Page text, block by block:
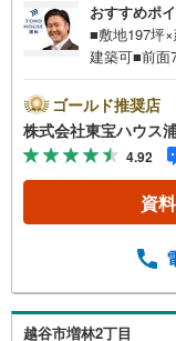
おすすめポ
■敷地197坪
建築可■前面
らの時間帯
できますぜ
リューショ
〔一例〕東
げプラン⇒
某信用金庫
査・要件が
イフプラン
など多彩な
ゴールド推奨店
株式会社東宝ハウス
4.92
資
越谷市増林2丁目